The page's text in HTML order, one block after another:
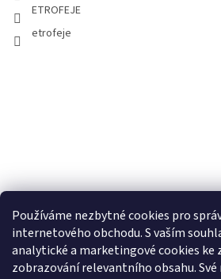
Používáme nezbytné cookies pro
internetového obchodu. S vaším
analytické a marketingové cookies ke
zobrazování relevantního obsahu.
ETROFEJE
etrofeje